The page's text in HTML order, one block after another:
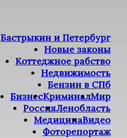
Бастрыкин и Петербург
Новые законы
Коттеджное рабство
Недвижимость
Бензин в СПб
БизнесКриминалМир
РоссияЛенобласть
МедицинаВидео
Фоторепортаж